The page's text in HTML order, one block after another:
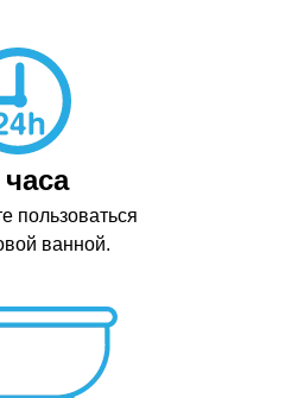
часа
пользоваться
ванной.